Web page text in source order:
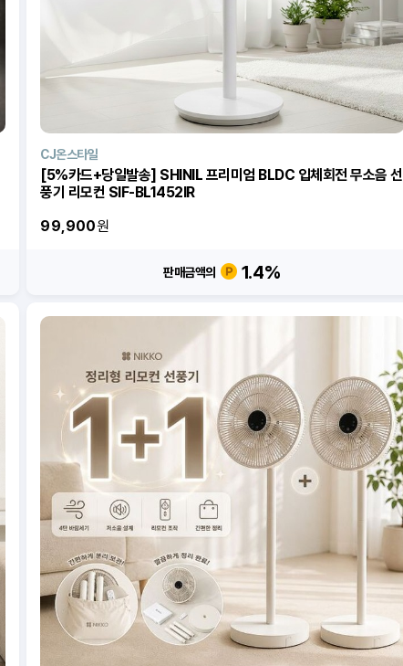
CJ온스타일
[5%카드+당일발송] SHINIL 프리미엄 BLDC 입체회전 무소음 선
풍기 리모컨 SIF-BL1452IR
99,900원
판매금액의 1.4%